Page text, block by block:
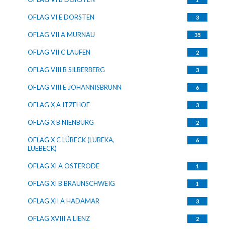
OFLAG VI E DORSTEN 3
OFLAG VII A MURNAU 35
OFLAG VII C LAUFEN 2
OFLAG VIII B SILBERBERG 3
OFLAG VIII E JOHANNISBRUNN 6
OFLAG X A ITZEHOE 3
OFLAG X B NIENBURG 2
OFLAG X C LÜBECK (LUBEKA,
LUEBECK)
6
OFLAG XI A OSTERODE 1
OFLAG XI B BRAUNSCHWEIG 1
OFLAG XII A HADAMAR 3
OFLAG XVIII A LIENZ 2